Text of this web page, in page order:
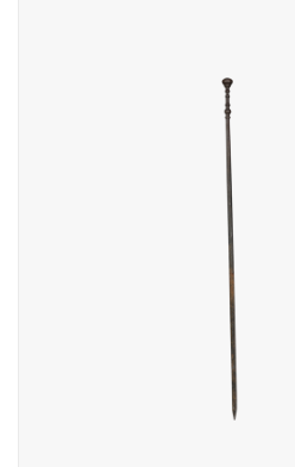
Vloeren - Steen, Terra Cotta